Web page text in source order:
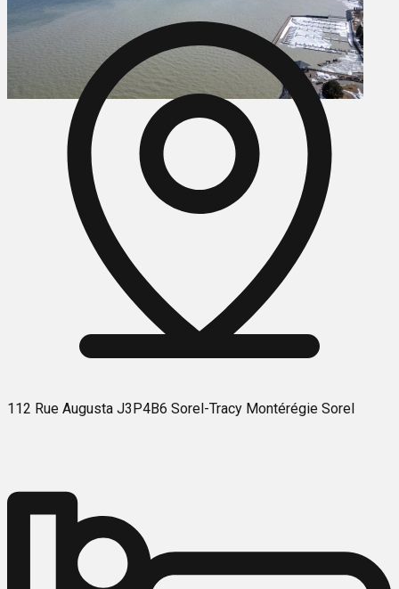
112 Rue Augusta J3P4B6 Sorel-Tracy Montérégie Sorel